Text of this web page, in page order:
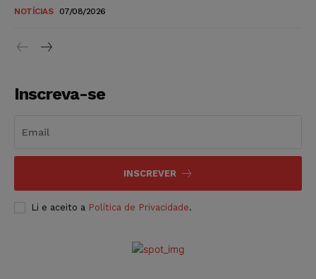
NOTÍCIAS 07/08/2026
Inscreva-se
INSCREVER
Li e aceito a Política de Privacidade.